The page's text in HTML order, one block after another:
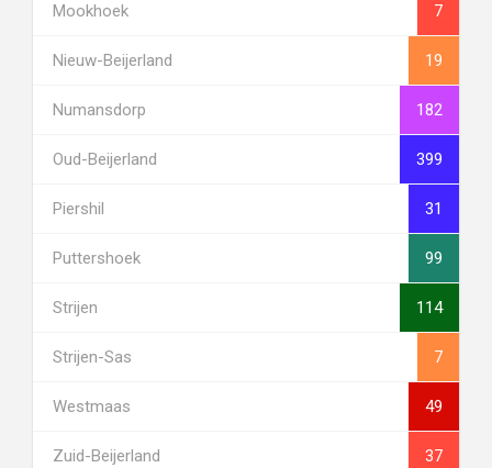
Mookhoek 7
Nieuw-Beijerland 19
Numansdorp 182
Oud-Beijerland 399
Piershil 31
Puttershoek 99
Strijen 114
Strijen-Sas 7
Westmaas 49
Zuid-Beijerland 37